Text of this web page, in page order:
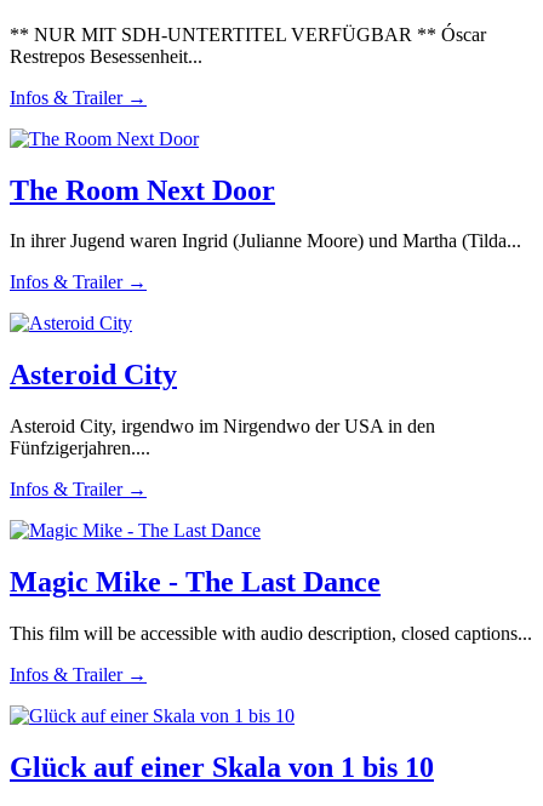
** NUR MIT SDH-UNTERTITEL VERFÜGBAR ** Óscar
Restrepos Besessenheit...
Infos & Trailer →
The Room Next Door
In ihrer Jugend waren Ingrid (Julianne Moore) und Martha (Tilda...
Infos & Trailer →
Asteroid City
Asteroid City, irgendwo im Nirgendwo der USA in den
Fünfzigerjahren....
Infos & Trailer →
Magic Mike - The Last Dance
This film will be accessible with audio description, closed captions...
Infos & Trailer →
Glück auf einer Skala von 1 bis 10